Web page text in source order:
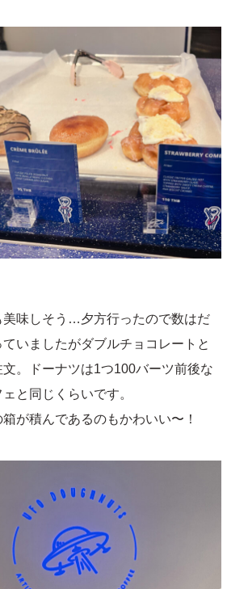
美味しそう…夕方行ったので数はだ
いましたがダブルチョコレートと
。ドーナツは1つ100バーツ前後な
と同じくらいです。
が積んであるのもかわいい〜！